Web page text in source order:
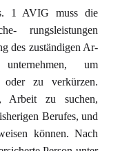
1 AVIG muss die
rungsleistungen
des zuständigen Ar-
um
zu verkürzen.
Arbeit zu suchen,
Berufes, und
können. Nach